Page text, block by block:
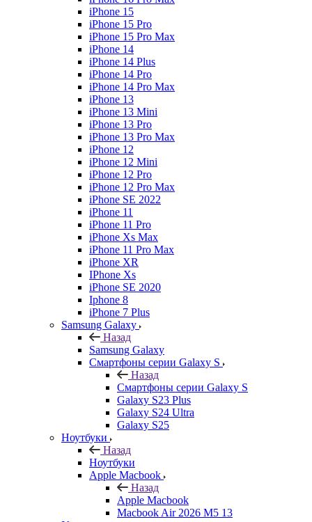
iPhone 15
iPhone 15 Pro
iPhone 15 Pro Max
iPhone 14
iPhone 14 Plus
iPhone 14 Pro
iPhone 14 Pro Max
iPhone 13
iPhone 13 Mini
iPhone 13 Pro
iPhone 13 Pro Max
iPhone 12
iPhone 12 Mini
iPhone 12 Pro
iPhone 12 Pro Max
iPhone SE 2022
iPhone 11
iPhone 11 Pro
iPhone Xs Max
iPhone 11 Pro Max
iPhone XR
IPhone Xs
iPhone SE 2020
Iphone 8
iPhone 7 Plus
Samsung Galaxy
Назад
Samsung Galaxy
Смартфоны серии Galaxy S
Назад
Смартфоны серии Galaxy S
Galaxy S23 Plus
Galaxy S24 Ultra
Galaxy S25
Ноутбуки
Назад
Ноутбуки
Apple Macbook
Назад
Apple Macbook
Macbook Air 2026 M5 13